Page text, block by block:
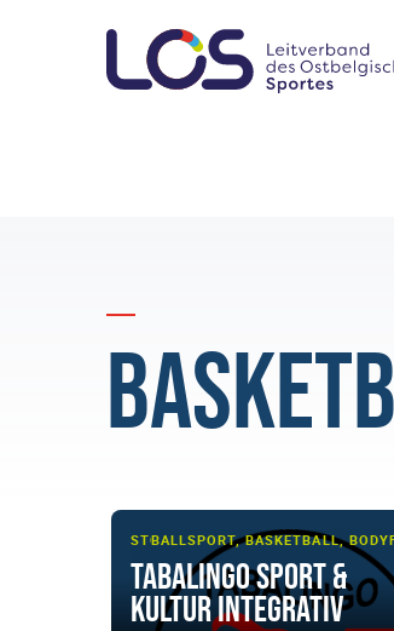
STOLBERG
TABALiNGO Sport &
Kultur integrativ